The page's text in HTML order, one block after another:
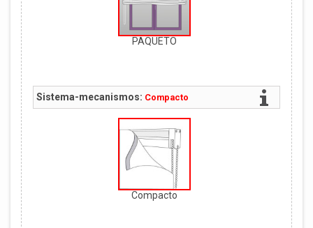
PAQUETO
Sistema-mecanismos: Compacto
Compacto